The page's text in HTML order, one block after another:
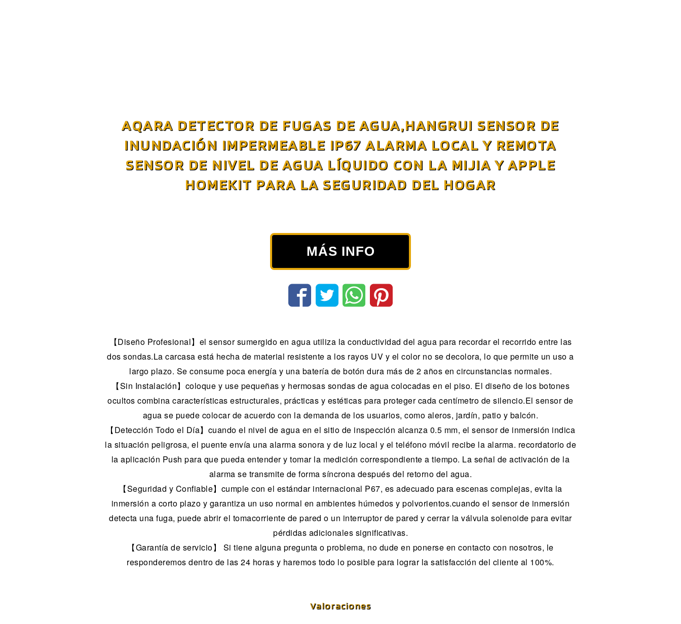
AQARA DETECTOR DE FUGAS DE AGUA,HANGRUI SENSOR DE
INUNDACIÓN IMPERMEABLE IP67 ALARMA LOCAL Y REMOTA
SENSOR DE NIVEL DE AGUA LÍQUIDO CON LA MIJIA Y APPLE
HOMEKIT PARA LA SEGURIDAD DEL HOGAR
MÁS INFO
【Diseño Profesional】el sensor sumergido en agua utiliza la conductividad del agua para recordar el recorrido entre las
dos sondas.La carcasa está hecha de material resistente a los rayos UV y el color no se decolora, lo que permite un uso a
largo plazo. Se consume poca energía y una batería de botón dura más de 2 años en circunstancias normales.
【Sin Instalación】coloque y use pequeñas y hermosas sondas de agua colocadas en el piso. El diseño de los botones
ocultos combina características estructurales, prácticas y estéticas para proteger cada centímetro de silencio.El sensor de
agua se puede colocar de acuerdo con la demanda de los usuarios, como aleros, jardín, patio y balcón.
【Detección Todo el Día】cuando el nivel de agua en el sitio de inspección alcanza 0.5 mm, el sensor de inmersión indica
la situación peligrosa, el puente envía una alarma sonora y de luz local y el teléfono móvil recibe la alarma. recordatorio de
la aplicación Push para que pueda entender y tomar la medición correspondiente a tiempo. La señal de activación de la
alarma se transmite de forma síncrona después del retorno del agua.
【Seguridad y Confiable】cumple con el estándar internacional P67, es adecuado para escenas complejas, evita la
inmersión a corto plazo y garantiza un uso normal en ambientes húmedos y polvorientos.cuando el sensor de inmersión
detecta una fuga, puede abrir el tomacorriente de pared o un interruptor de pared y cerrar la válvula solenoide para evitar
pérdidas adicionales significativas.
【Garantía de servicio】 Si tiene alguna pregunta o problema, no dude en ponerse en contacto con nosotros, le
responderemos dentro de las 24 horas y haremos todo lo posible para lograr la satisfacción del cliente al 100%.
Valoraciones